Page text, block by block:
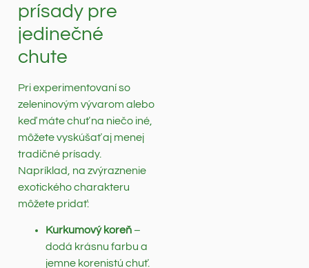
prísady pre
jedinečné
chute
Pri experimentovaní so
zeleninovým vývarom alebo
keď máte chuť na niečo iné,
môžete vyskúšať aj menej
tradičné prísady.
Napríklad, na zvýraznenie
exotického charakteru
môžete pridať:
Kurkumový koreň–
dodá krásnu farbu a
jemne korenistú chuť.